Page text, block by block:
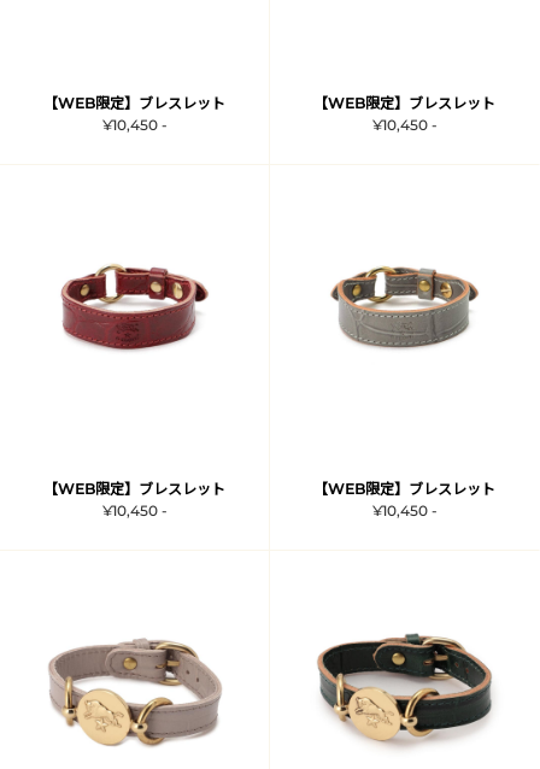
【WEB限定】ブレスレット
¥10,450 -
【WEB限定】ブレスレット
¥10,450 -
【WEB限定】ブレスレット
¥10,450 -
【WEB限定】ブレスレット
¥10,450 -